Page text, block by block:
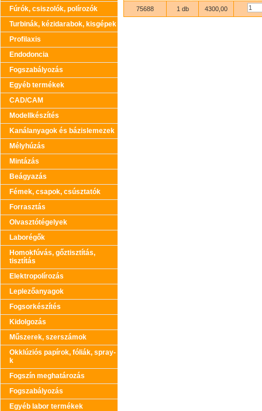
Fúrók, csiszolók, polírozók
Turbinák, kézidarabok, kisgépek
Profilaxis
Endodoncia
Fogszabályozás
Egyéb termékek
CAD/CAM
Modellkészítés
Kanálanyagok és bázislemezek
Mélyhúzás
Mintázás
Beágyazás
Fémek, csapok, csúsztatók
Forrasztás
Olvasztótégelyek
Laborégők
Homokfúvás, gőztisztítás,
tisztítás
Elektropolírozás
Leplezőanyagok
Fogsorkészítés
Kidolgozás
Műszerek, szerszámok
Okklúziós papírok, fóliák, spray-
k
Fogszín meghatározás
Fogszabályozás
Egyéb labor termékek
75688
1 db 4300,00